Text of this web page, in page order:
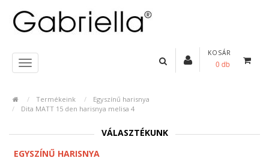
KOSÁR
0 db
Termékeink
Egyszínű harisnya
Dita MATT 15 den harisnya melisa 4
VÁLASZTÉKUNK
EGYSZÍNŰ HARISNYA